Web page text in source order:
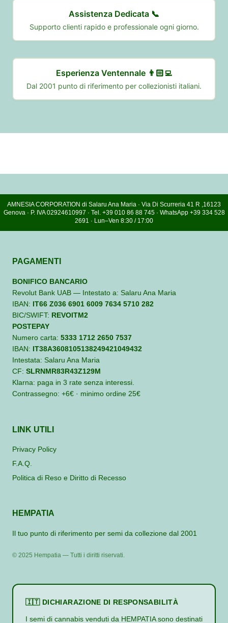
Assistenza Dedicata 📞
Supporto clienti rapido e professionale ogni giorno.
Esperienza Ventennale 👨🏻‍💻
Dal 2001 punto di riferimento per collezionisti italiani.
AMNESIA CORPORATION di Salaru Ana Maria · Via Di Scurreria 41 R ,16123
Genova · P. IVA 02924610997 · Tel. +39 010 86 88 745 · WhatsApp +39 334 528
2691 · Lun–Ven 8:30 / 17:00
PAGAMENTI
BONIFICO BANCARIO
Revolut Bank UAB — Intestato a: Salaru Ana Maria
IBAN: IT66 Z036 6901 6009 7634 5710 282
BIC/SWIFT: REVOITM2
POSTEPAY
Numero carta: 5333 1712 2650 7537
IBAN: IT38A3608105138249421049432
Intestata: Salaru Ana Maria
CF: SLRNMR83R43Z129M
Klarna: paga in 3 rate senza interessi.
Contrassegno: +6€ · minimo ordine 25€
LINK UTILI
Privacy Policy
F.A.Q.
Politica di Reso e Diritto di Recesso
HEMPATIA
Il tuo punto di riferimento per semi da collezione dal 2001
© 2025 Hempatia — Tutti i diritti riservati.
🇮🇹 DICHIARAZIONE DI RESPONSABILITÀ
I semi di cannabis venduti da HEMPATIA sono destinati